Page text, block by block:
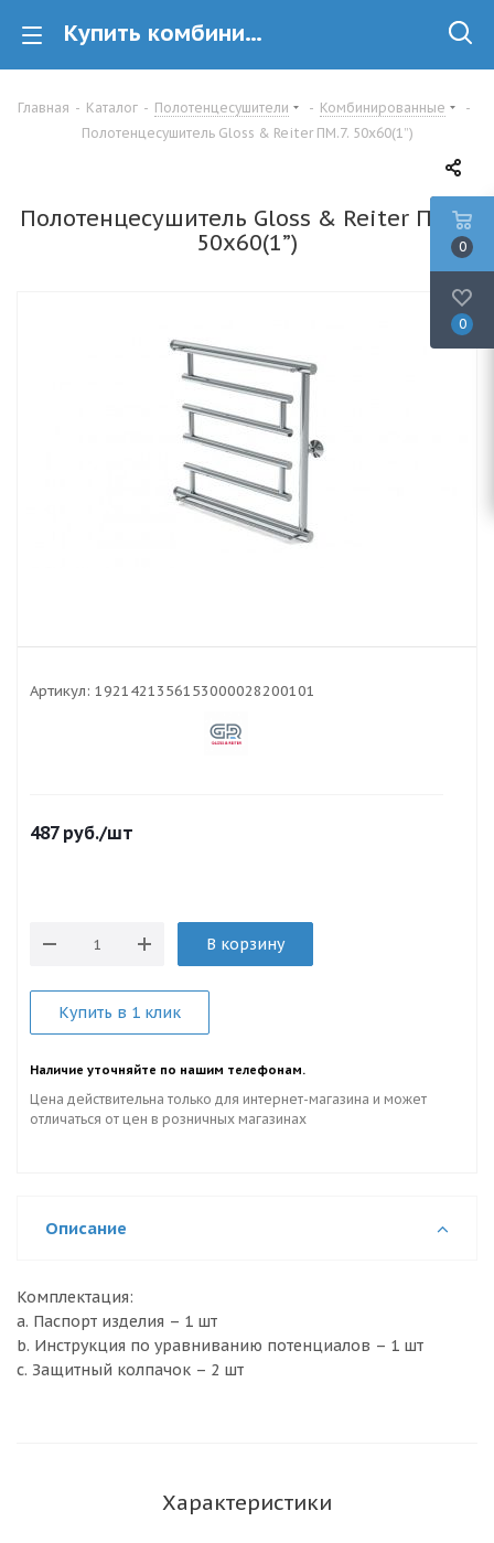
Купить комбинированный полотенцесушитель Gloss & Reiter Gloss & Reiter ПМ.7. 50х60(1”) в Минске
Главная - Каталог - Полотенцесушители - Комбинированные
-
Полотенцесушитель Gloss & Reiter ПМ.7. 50х60(1”)
Полотенцесушитель Gloss & Reiter ПМ.7.
50х60(1”)
Артикул: 1921421356153000028200101
487руб./шт
В корзину
Купить в 1 клик
Наличие уточняйте по нашим телефонам.
Цена действительна только для интернет-магазина и может
отличаться от цен в розничных магазинах
Описание
Комплектация:
a. Паспорт изделия – 1 шт
b. Инструкция по уравниванию потенциалов – 1 шт
c. Защитный колпачок – 2 шт
Характеристики
0
0